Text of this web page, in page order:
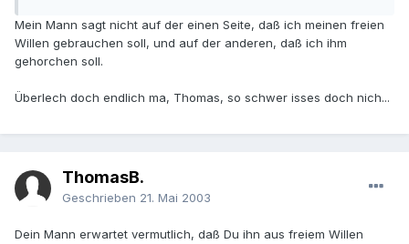
Mein Mann sagt nicht auf der einen Seite, daß ich meinen freien
Willen gebrauchen soll, und auf der anderen, daß ich ihm
gehorchen soll.
Überlech doch endlich ma, Thomas, so schwer isses doch nich...
ThomasB.
Geschrieben 21. Mai 2003
Dein Mann erwartet vermutlich, daß Du ihn aus freiem Willen